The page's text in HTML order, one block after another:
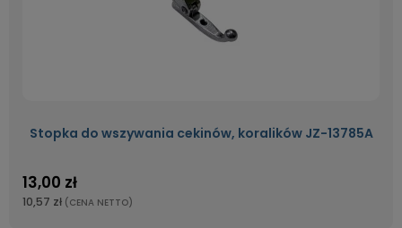
Stopka do wszywania cekinów, koralików JZ-13785A
13,00 zł
10,57 zł (CENA NETTO)